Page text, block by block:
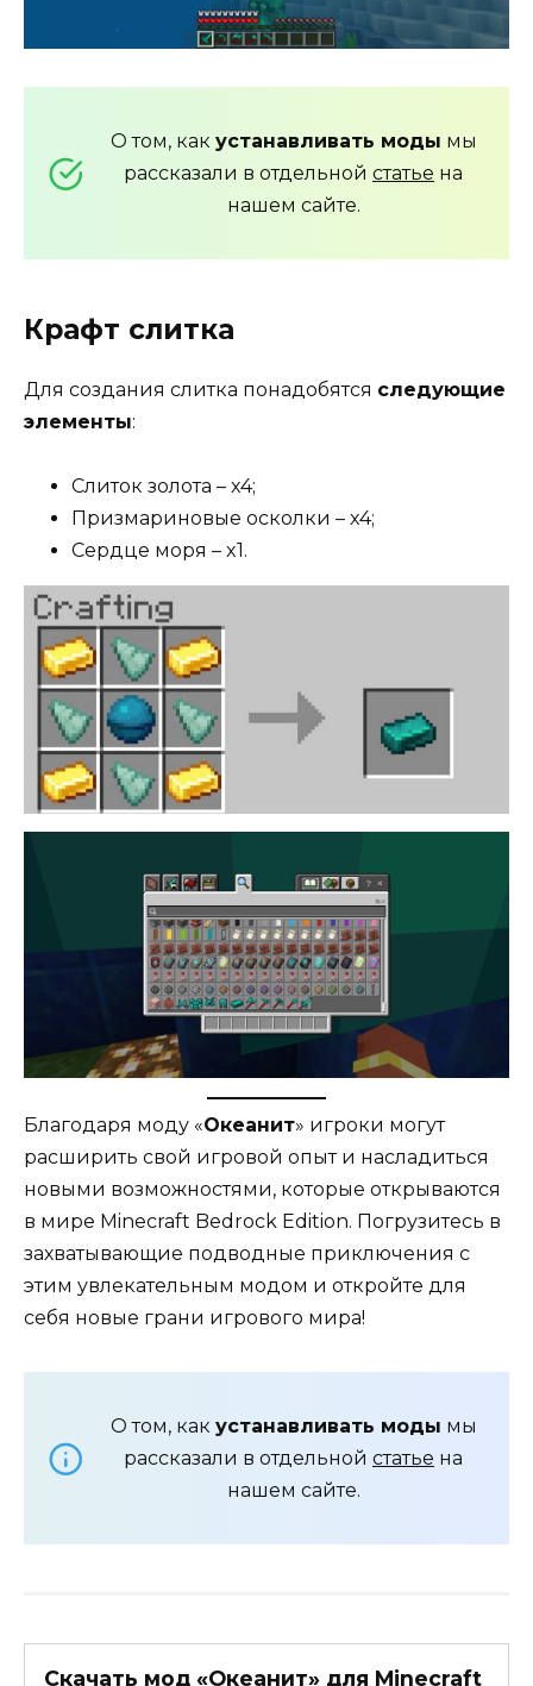
О том, как устанавливать моды мы
рассказали в отдельной статье на
нашем сайте.
Крафт слитка
Для создания слитка понадобятся следующие
элементы:
Слиток золота – x4;
Призмариновые осколки – x4;
Сердце моря – x1.
Благодаря моду «Океанит» игроки могут
расширить свой игровой опыт и насладиться
новыми возможностями, которые открываются
в мире Minecraft Bedrock Edition. Погрузитесь в
захватывающие подводные приключения с
этим увлекательным модом и откройте для
себя новые грани игрового мира!
О том, как устанавливать моды мы
рассказали в отдельной статье на
нашем сайте.
Скачать мод «Океанит» для Minecraft